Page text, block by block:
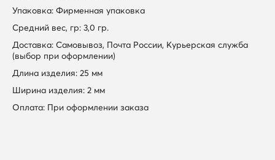
Упаковка: Фирменная упаковка
Средний вес, гр: 3,0 гр.
Доставка: Самовывоз, Почта России, Курьерская служба
(выбор при оформлении)
Длина изделия: 25 мм
Ширина изделия: 2 мм
Оплата: При оформлении заказа